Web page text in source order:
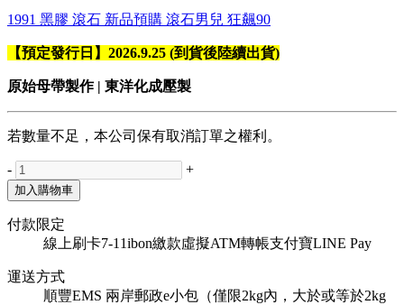
1991 黑膠 滾石 新品預購 滾石男兒 狂飆90
【預定發行日】2026.9.25 (到貨後陸續出貨)
原始母帶製作 | 東洋化成壓製
若數量不足，本公司保有取消訂單之權利。
- +
加入購物車
付款限定
線上刷卡7-11ibon繳款虛擬ATM轉帳支付寶LINE Pay
運送方式
順豐EMS 兩岸郵政e小包（僅限2kg內，大於或等於2kg